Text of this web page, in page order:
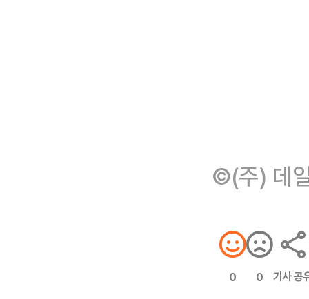
©(주) 데
0 0 기사 공